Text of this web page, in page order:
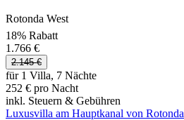
Rotonda West
18% Rabatt
1.766 €
2.145 €
für 1 Villa, 7 Nächte
252 € pro Nacht
inkl. Steuern & Gebühren
Luxusvilla am Hauptkanal von Rotonda